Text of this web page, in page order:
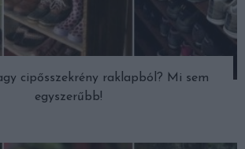
cipősszekrény raklapból? Mi sem
egyszerűbb!